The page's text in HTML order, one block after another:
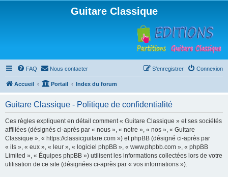
Guitare Classique
FAQ Nous contacter Connexion
S’enregistrer
Accueil Portail Index du forum
Guitare Classique - Politique de confidentialité
Ces règles expliquent en détail comment « Guitare Classique » et ses sociétés
affiliées (désignés ci-après par « nous », « notre », « nos », « Guitare
Classique », « https://classicguitare.com ») et phpBB (désigné ci-après par
« ils », « eux », « leur », « logiciel phpBB », « www.phpbb.com », « phpBB
Limited », « Équipes phpBB ») utilisent les informations collectées lors de votre
utilisation de ce site (désignées ci-après par « vos informations »).